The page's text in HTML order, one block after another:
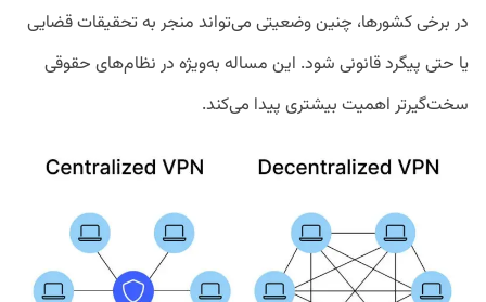
در برخی کشورها، چنین وضعیتی می‌تواند منجر به تحقیقات قضایی
یا حتی پیگرد قانونی شود. این مساله به‌ویژه در نظام‌های حقوقی
سخت‌گیرتر اهمیت بیشتری پیدا می‌کند.